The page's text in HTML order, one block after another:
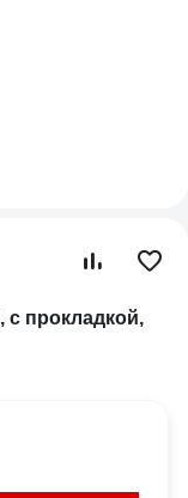
с прокладкой,